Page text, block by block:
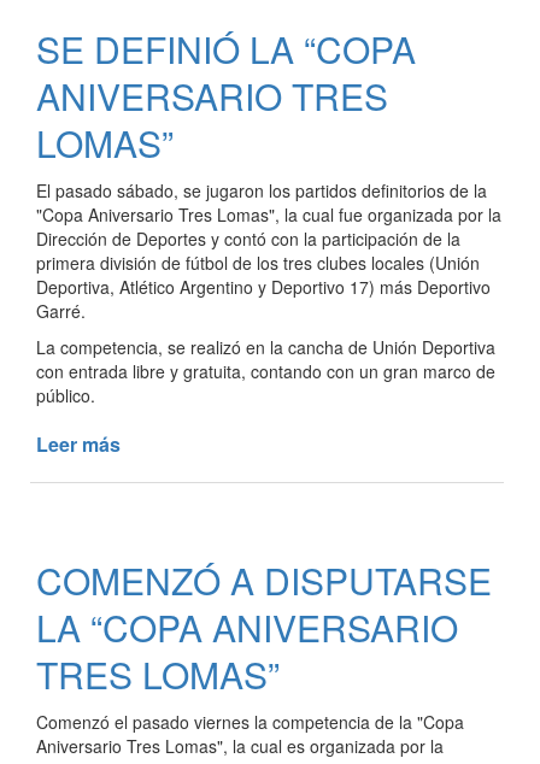
DE
NATACIÓN
SE DEFINIÓ LA “COPA
ANIVERSARIO TRES
LOMAS”
El pasado sábado, se jugaron los partidos definitorios de la
"Copa Aniversario Tres Lomas", la cual fue organizada por la
Dirección de Deportes y contó con la participación de la
primera división de fútbol de los tres clubes locales (Unión
Deportiva, Atlético Argentino y Deportivo 17) más Deportivo
Garré.
La competencia, se realizó en la cancha de Unión Deportiva
con entrada libre y gratuita, contando con un gran marco de
público.
Leer más
ANIVERSARIO
TRES
LOMAS”
COMENZÓ A DISPUTARSE
LA “COPA ANIVERSARIO
TRES LOMAS”
Comenzó el pasado viernes la competencia de la "Copa
Aniversario Tres Lomas", la cual es organizada por la